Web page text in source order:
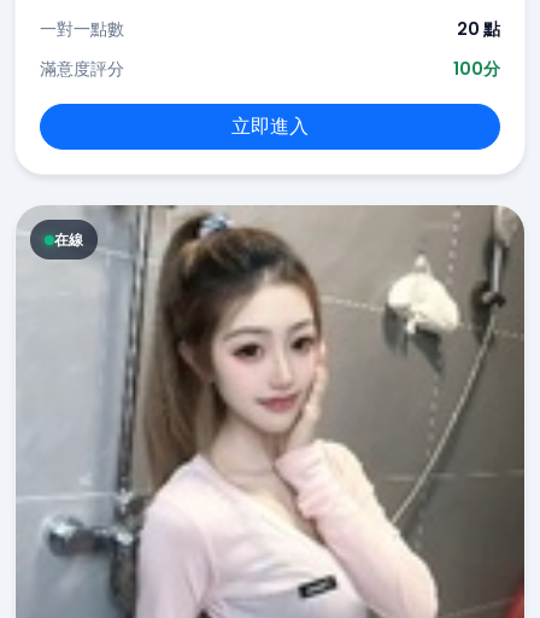
一對一點數
20 點
滿意度評分
100分
立即進入
在線